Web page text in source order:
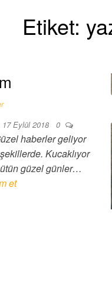
Etiket:
17 Eylül 2018 0
haberler geliyor
şekillerde. Kucaklıyor
güzel günler…
et